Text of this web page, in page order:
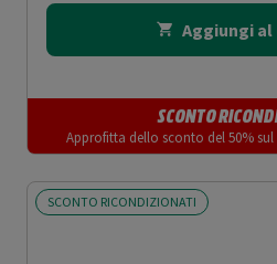
Aggiungi
SCONTO
Approfitta dello sconto del 50%
SCONTO RICONDIZIONATI